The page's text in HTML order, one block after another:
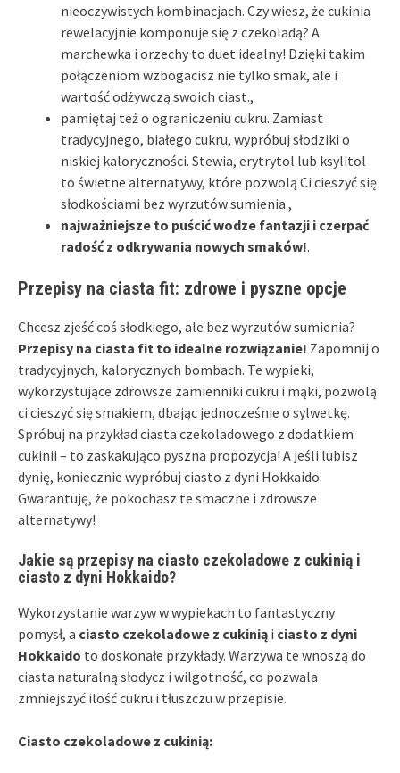
nieoczywistych kombinacjach. Czy wiesz, że cukinia
rewelacyjnie komponuje się z czekoladą? A
marchewka i orzechy to duet idealny! Dzięki takim
połączeniom wzbogacisz nie tylko smak, ale i
wartość odżywczą swoich ciast.,
pamiętaj też o ograniczeniu cukru. Zamiast
tradycyjnego, białego cukru, wypróbuj słodziki o
niskiej kaloryczności. Stewia, erytrytol lub ksylitol
to świetne alternatywy, które pozwolą Ci cieszyć się
słodkościami bez wyrzutów sumienia.,
najważniejsze to puścić wodze fantazji i czerpać
radość z odkrywania nowych smaków!.
Przepisy na ciasta fit: zdrowe i pyszne opcje
Chcesz zjeść coś słodkiego, ale bez wyrzutów sumienia?
Przepisy na ciasta fit to idealne rozwiązanie! Zapomnij o
tradycyjnych, kalorycznych bombach. Te wypieki,
wykorzystujące zdrowsze zamienniki cukru i mąki, pozwolą
ci cieszyć się smakiem, dbając jednocześnie o sylwetkę.
Spróbuj na przykład ciasta czekoladowego z dodatkiem
cukinii – to zaskakująco pyszna propozycja! A jeśli lubisz
dynię, koniecznie wypróbuj ciasto z dyni Hokkaido.
Gwarantuję, że pokochasz te smaczne i zdrowsze
alternatywy!
Jakie są przepisy na ciasto czekoladowe z cukinią i
ciasto z dyni Hokkaido?
Wykorzystanie warzyw w wypiekach to fantastyczny
pomysł, a ciasto czekoladowe z cukinią i ciasto z dyni
Hokkaido to doskonałe przykłady. Warzywa te wnoszą do
ciasta naturalną słodycz i wilgotność, co pozwala
zmniejszyć ilość cukru i tłuszczu w przepisie.
Ciasto czekoladowe z cukinią: